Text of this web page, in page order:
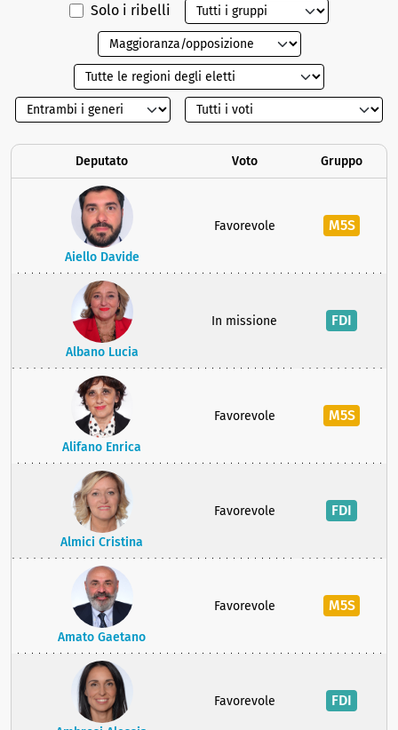
Solo i ribelli
Deputato Voto Gruppo
Aiello Davide
Favorevole M5S
Albano Lucia
In missione FDI
Alifano Enrica
Favorevole M5S
Almici Cristina
Favorevole FDI
Amato Gaetano
Favorevole M5S
Favorevole FDI